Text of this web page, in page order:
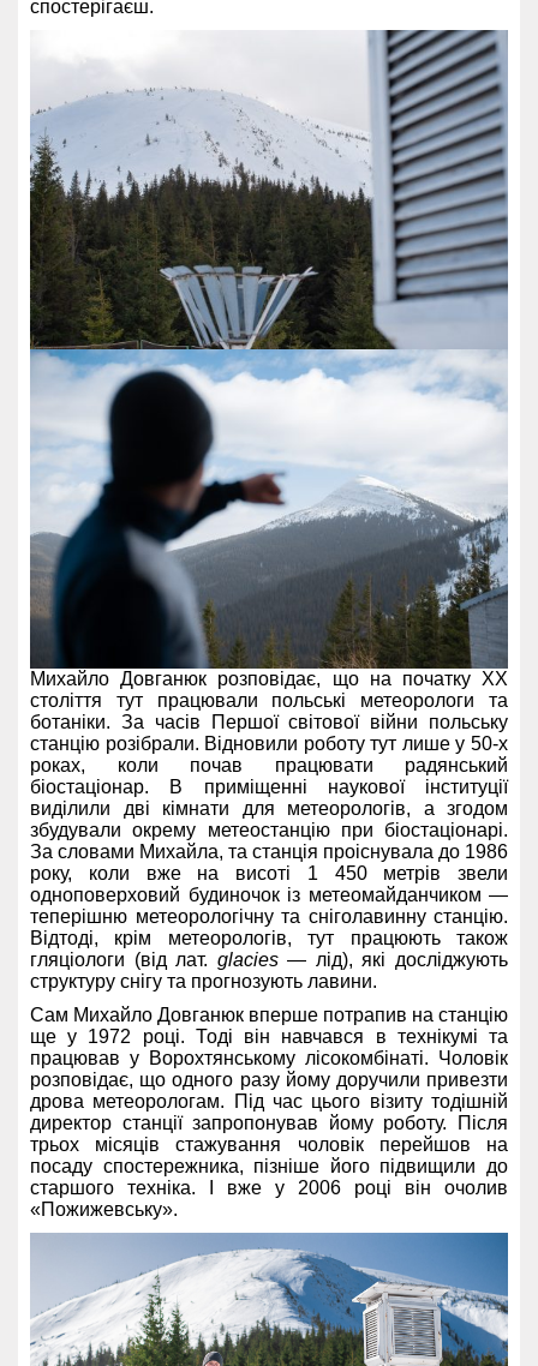
спостерігаєш.
Михайло Довганюк розповідає, що на початку XX
століття тут працювали польські метеорологи та
ботаніки. За часів Першої світової війни польську
станцію розібрали. Відновили роботу тут лише у 50-х
роках, коли почав працювати радянський
біостаціонар. В приміщенні наукової інституції
виділили дві кімнати для метеорологів, а згодом
збудували окрему метеостанцію при біостаціонарі.
За словами Михайла, та станція проіснувала до 1986
року, коли вже на висоті 1 450 метрів звели
одноповерховий будиночок із метеомайданчиком —
теперішню метеорологічну та сніголавинну станцію.
Відтоді, крім метеорологів, тут працюють також
гляціологи (від лат. glacies— лід), які досліджують
структуру снігу та прогнозують лавини.
Сам Михайло Довганюк вперше потрапив на станцію
ще у 1972 році. Тоді він навчався в технікумі та
працював у Ворохтянському лісокомбінаті. Чоловік
розповідає, що одного разу йому доручили привезти
дрова метеорологам. Під час цього візиту тодішній
директор станції запропонував йому роботу. Після
трьох місяців стажування чоловік перейшов на
посаду спостережника, пізніше його підвищили до
старшого техніка. І вже у 2006 році він очолив
«Пожижевську».